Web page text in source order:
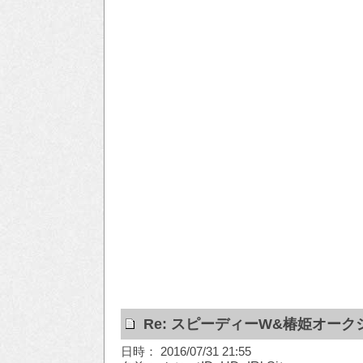
Re: スピーディーW&椿姫オーク
日時： 2016/07/31 21:55